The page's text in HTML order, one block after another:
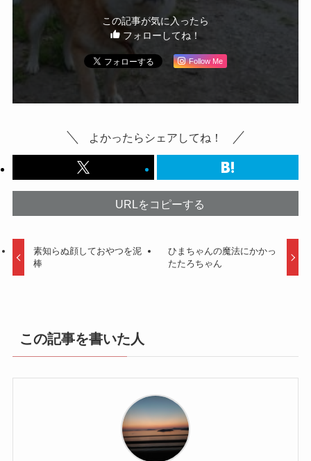
この記事が気に入ったら
フォローしてね！
Follow Me
よかったらシェアしてね！
URLをコピーする
素知らぬ顔しておやつを泥
棒
ひまちゃんの魔法にかかっ
たたろちゃん
この記事を書いた人